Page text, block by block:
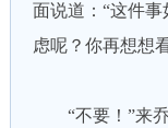
面说道：“这件
虑呢？你再想想
“不要！”来乔